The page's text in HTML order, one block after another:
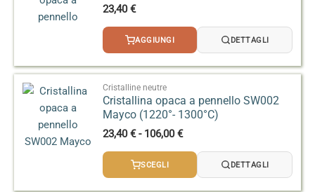
23,40€
AGGIUNGI DETTAGLI
Cristalline neutre
Cristallina opaca a pennello SW002
Mayco (1220°- 1300°C)
23,40€ - 106,00€Fascia
prezzo:
SCEGLI DETTAGLI